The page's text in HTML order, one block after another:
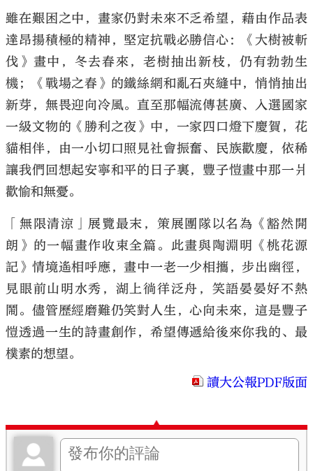
雖在艱困之中，畫家仍對未來不乏希望，藉由作品表
達昂揚積極的精神，堅定抗戰必勝信心：《大樹被斬
伐》畫中，冬去春來，老樹抽出新枝，仍有勃勃生
機；《戰場之春》的鐵絲網和亂石夾縫中，悄悄抽出
新芽，無畏迎向冷風。直至那幅流傳甚廣、入選國家
一級文物的《勝利之夜》中，一家四口燈下慶賀，花
貓相伴，由一小切口照見社會振奮、民族歡慶，依稀
讓我們回想起安寧和平的日子裏，豐子愷畫中那一爿
歡愉和無憂。
「無限清涼」展覽最末，策展團隊以名為《豁然開
朗》的一幅畫作收束全篇。此畫與陶淵明《桃花源
記》情境遙相呼應，畫中一老一少相攜，步出幽徑，
見眼前山明水秀，湖上徜徉泛舟，笑語晏晏好不熱
鬧。儘管歷經磨難仍笑對人生，心向未來，這是豐子
愷透過一生的詩畫創作，希望傳遞給後來你我的、最
樸素的想望。
讀大公報PDF版面